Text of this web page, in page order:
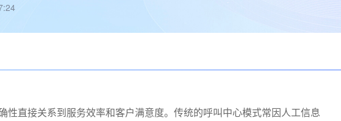
性直接关系到服务效率和客户满意度。传统的呼叫中心模式常因人工信息